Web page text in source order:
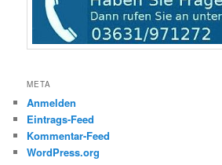
META
Anmelden
Eintrags-Feed
Kommentar-Feed
WordPress.org